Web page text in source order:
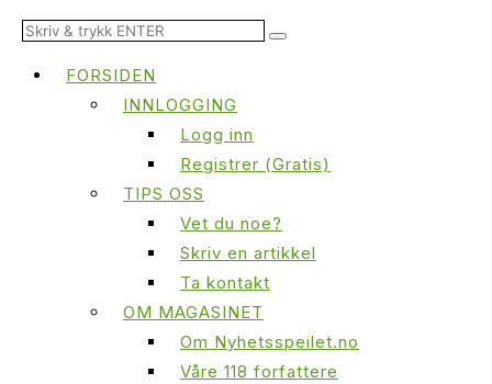
FORSIDEN
INNLOGGING
Logg inn
Registrer (Gratis)
TIPS OSS
Vet du noe?
Skriv en artikkel
Ta kontakt
OM MAGASINET
Om Nyhetsspeilet.no
Våre 118 forfattere